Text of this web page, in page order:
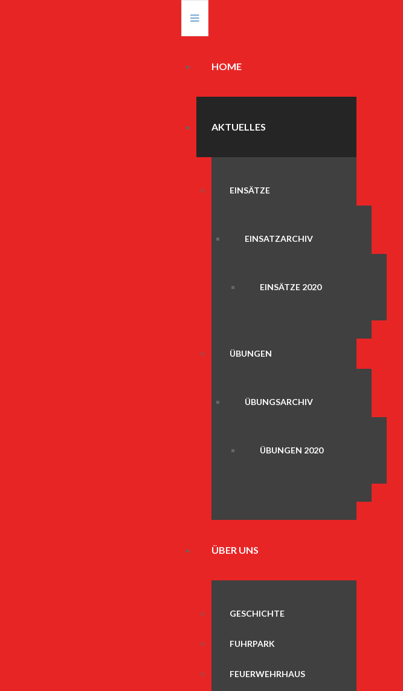
HOME
AKTUELLES
EINSÄTZE
EINSATZARCHIV
EINSÄTZE 2020
ÜBUNGEN
ÜBUNGSARCHIV
ÜBUNGEN 2020
ÜBER UNS
GESCHICHTE
FUHRPARK
FEUERWEHRHAUS